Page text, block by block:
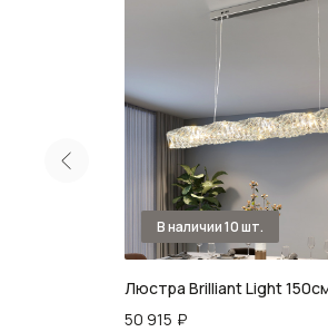
Люстра Brilliant Light
50 915 ₽